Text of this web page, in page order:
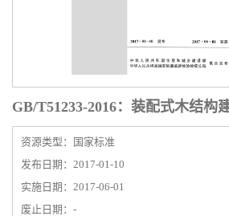
GB/T51233-2016：装配式木结构
资源类型：国家标准
发布日期：2017-01-10
实施日期：2017-06-01
废止日期：-